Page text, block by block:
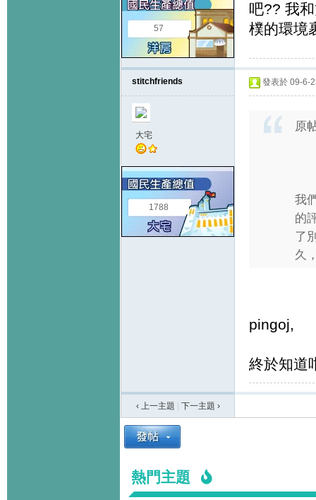
57
吧?? 我
樸的環境
stitchfriends
大宅
1788
發表於 09-6-
原
我
的
了
久
pingoj,
終於知道
‹ 上一主題 下一主題 ›
熱門主題